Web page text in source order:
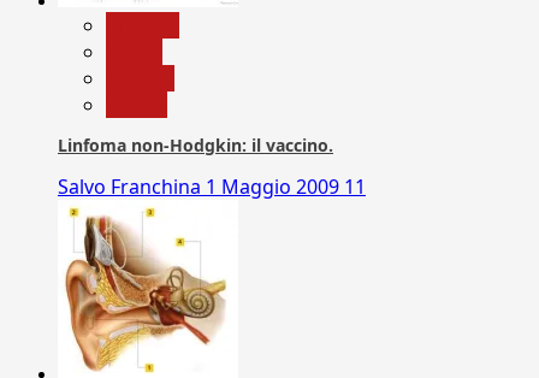
Linfoma non-Hodgkin: il vaccino.
Salvo Franchina 1 Maggio 2009 11